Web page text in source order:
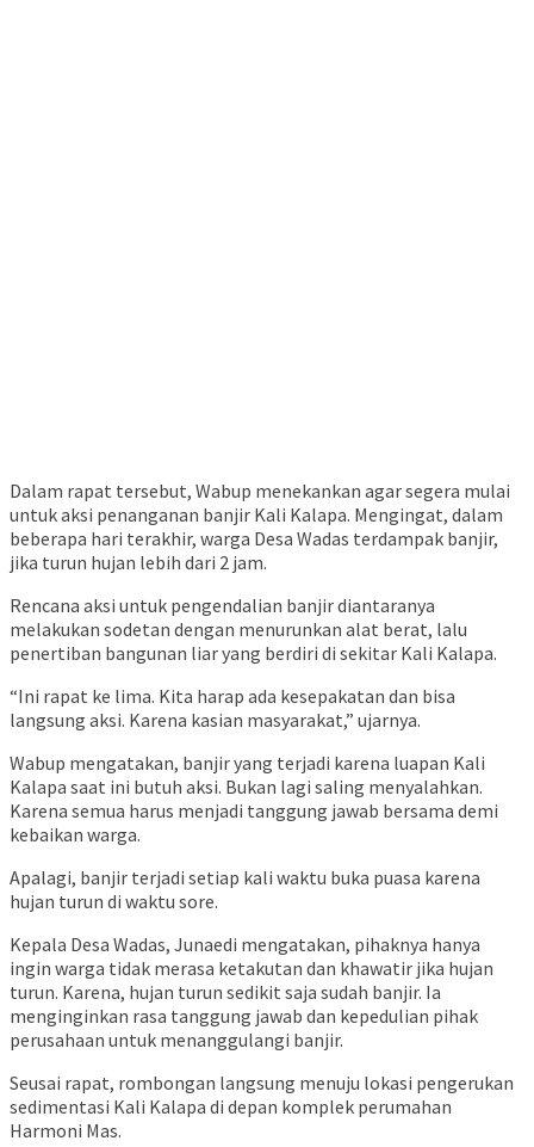
Dalam rapat tersebut, Wabup menekankan agar segera mulai
untuk aksi penanganan banjir Kali Kalapa. Mengingat, dalam
beberapa hari terakhir, warga Desa Wadas terdampak banjir,
jika turun hujan lebih dari 2 jam.
Rencana aksi untuk pengendalian banjir diantaranya
melakukan sodetan dengan menurunkan alat berat, lalu
penertiban bangunan liar yang berdiri di sekitar Kali Kalapa.
“Ini rapat ke lima. Kita harap ada kesepakatan dan bisa
langsung aksi. Karena kasian masyarakat,” ujarnya.
Wabup mengatakan, banjir yang terjadi karena luapan Kali
Kalapa saat ini butuh aksi. Bukan lagi saling menyalahkan.
Karena semua harus menjadi tanggung jawab bersama demi
kebaikan warga.
Apalagi, banjir terjadi setiap kali waktu buka puasa karena
hujan turun di waktu sore.
Kepala Desa Wadas, Junaedi mengatakan, pihaknya hanya
ingin warga tidak merasa ketakutan dan khawatir jika hujan
turun. Karena, hujan turun sedikit saja sudah banjir. Ia
menginginkan rasa tanggung jawab dan kepedulian pihak
perusahaan untuk menanggulangi banjir.
Seusai rapat, rombongan langsung menuju lokasi pengerukan
sedimentasi Kali Kalapa di depan komplek perumahan
Harmoni Mas.